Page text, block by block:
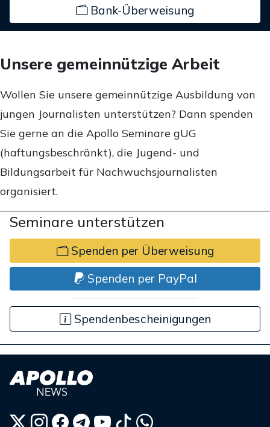
Bank-Überweisung
Unsere gemeinnützige Arbeit
Wollen Sie unsere gemeinnützige Ausbildung von
jungen Journalisten unterstützen? Dann spenden
Sie gerne an die Apollo Seminare gUG
(haftungsbeschränkt), die Jugend- und
Bildungsarbeit für Nachwuchsjournalisten
organisiert.
Seminare unterstützen
Spenden per Überweisung
Spenden per PayPal
Spendenbescheinigungen